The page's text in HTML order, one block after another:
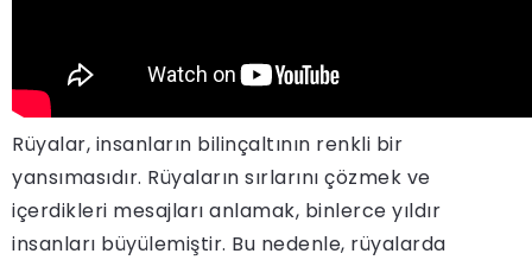
Rüyalar, insanların bilinçaltının renkli bir
yansımasıdır. Rüyaların sırlarını çözmek ve
içerdikleri mesajları anlamak, binlerce yıldır
insanları büyülemiştir. Bu nedenle, rüyalarda